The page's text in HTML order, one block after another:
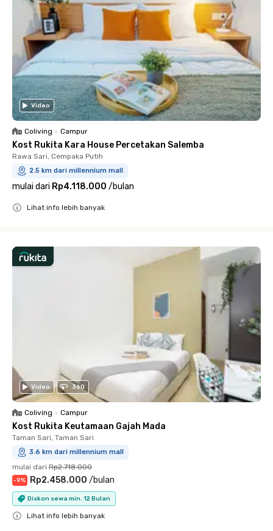
Video
Coliving • Campur
Kost Rukita Kara House Percetakan Salemba
Rawa Sari, Cempaka Putih
2.5 km dari millennium mall
mulai dari Rp4.118.000 /bulan
Lihat info lebih banyak
Video 360
Coliving • Campur
Kost Rukita Keutamaan Gajah Mada
Taman Sari, Taman Sari
3.6 km dari millennium mall
mulai dari Rp2.718.000
-9% Rp2.458.000 /bulan
Diskon sewa min. 12 Bulan
Lihat info lebih banyak